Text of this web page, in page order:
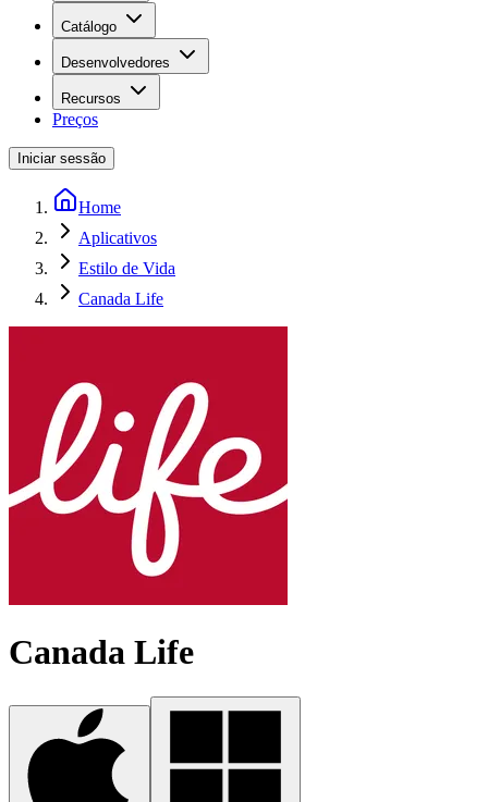
Catálogo
Desenvolvedores
Recursos
Preços
Iniciar sessão
Home
Aplicativos
Estilo de Vida
Canada Life
Canada Life